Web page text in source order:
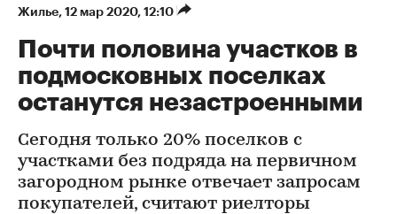
Жилье⁠, 12 мар 2020, 12:10
Почти половина участков в
подмосковных поселках
останутся незастроенными
Сегодня только 20% поселков с
участками без подряда на первичном
загородном рынке отвечает запросам
покупателей, считают риелторы